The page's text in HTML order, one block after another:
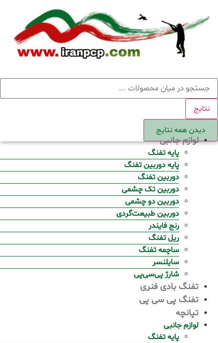
content
جستجو
.
نتایج
دیدن همه نتایج
لوازم جانبی
پایه تفنگ
پایه دوربین تفنگ
دوربین تفنگ
دوربین تک چشمی
دوربین دو چشمی
دوربین طبیعت‌گردی
رنج فایندر
ریل تفنگ
ساچمه تفنگ
سایلنسر
شارژ پی‌سی‌پی
تفنگ بادی فنری
تفنگ پی سی پی
تپانچه
لوازم جانبی
پایه تفنگ